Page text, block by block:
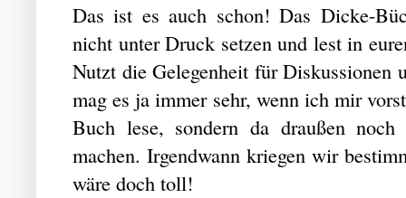
Das ist es auch schon! Das Dicke-
nicht unter Druck setzen und lest in
Nutzt die Gelegenheit für Diskussionen
mag es ja immer sehr, wenn ich mir
Buch lese, sondern da draußen
machen. Irgendwann kriegen wir
wäre doch toll!